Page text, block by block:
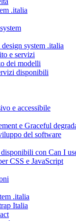
.italia
system .italia
e servizi
dei modelli
disponibili
e accessibile
e Graceful
del software
con Can I
CSS e JavaScript
.italia
Italia